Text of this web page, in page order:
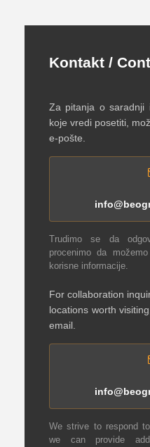
Kontakt /
Za pitanja o saradnji
koje vredi posetiti,
e-pošte.
Trudimo se da
procenimo da
korisne informacije.
For collaboration
locations worth
email.
We strive to respond
we can provide